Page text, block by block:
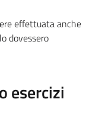
effettuata anche
dovessero
esercizi